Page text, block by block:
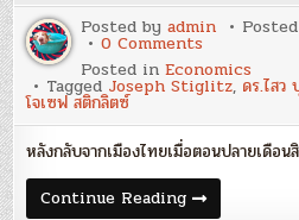
Posted byadmin
0 Comments
ข้อคิด
จาก
โจ
สติ
กลิตซ์
เกี่ยว
กับ
ภาวะ
เศรษฐกิจ
Posted inEconomics
Tagged Joseph Stiglitz, ดร.ไสว
โจเซฟ สติกลิตซ์
หลังกลับจากเมืองไทยเมื่อตอนปลายเดือน
Continue Readingข้อคิด
จาก